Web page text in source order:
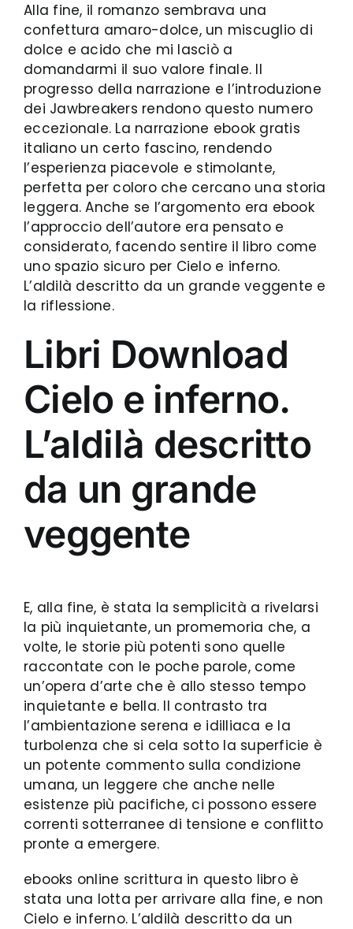
Alla fine, il romanzo sembrava una
confettura amaro-dolce, un miscuglio di
dolce e acido che mi lasciò a
domandarmi il suo valore finale. Il
progresso della narrazione e l’introduzione
dei Jawbreakers rendono questo numero
eccezionale. La narrazione ebook gratis
italiano un certo fascino, rendendo
l’esperienza piacevole e stimolante,
perfetta per coloro che cercano una storia
leggera. Anche se l’argomento era ebook
l’approccio dell’autore era pensato e
considerato, facendo sentire il libro come
uno spazio sicuro per Cielo e inferno.
L’aldilà descritto da un grande veggente e
la riflessione.
Libri Download
Cielo e inferno.
L’aldilà descritto
da un grande
veggente
E, alla fine, è stata la semplicità a rivelarsi
la più inquietante, un promemoria che, a
volte, le storie più potenti sono quelle
raccontate con le poche parole, come
un’opera d’arte che è allo stesso tempo
inquietante e bella. Il contrasto tra
l’ambientazione serena e idilliaca e la
turbolenza che si cela sotto la superficie è
un potente commento sulla condizione
umana, un leggere che anche nelle
esistenze più pacifiche, ci possono essere
correnti sotterranee di tensione e conflitto
pronte a emergere.
ebooks online scrittura in questo libro è
stata una lotta per arrivare alla fine, e non
Cielo e inferno. L’aldilà descritto da un